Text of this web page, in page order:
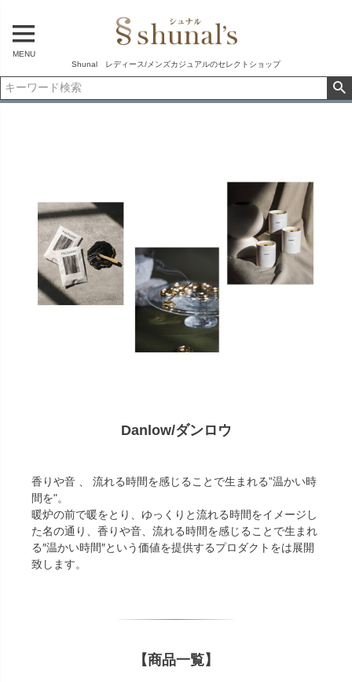
MENU
Shunal レディース/メンズカジュアルのセレクトショップ
Danlow/ダンロウ
香りや音 、 流れる時間を感じることで生まれる”温かい時
間を"。
暖炉の前で暖をとり、ゆっくりと流れる時間をイメージし
た名の通り、香りや音、流れる時間を感じることで生まれ
る″温かい時間″という価値を提供するプロダクトをは展開
致します。
【商品一覧】